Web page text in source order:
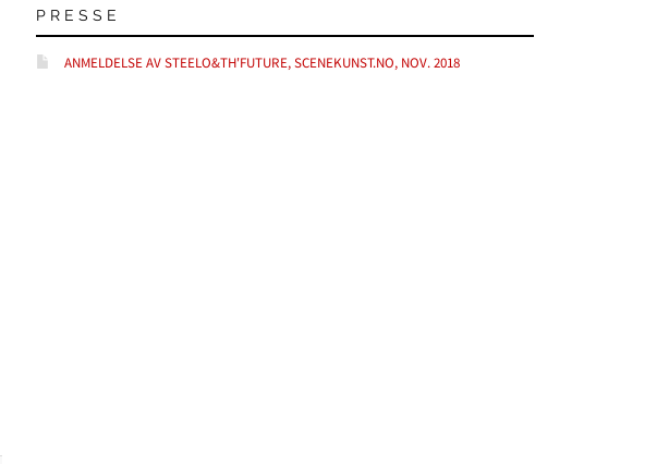
PRESSE
ANMELDELSE AV STEELO&TH'FUTURE, SCENEKUNST.NO, NOV. 2018